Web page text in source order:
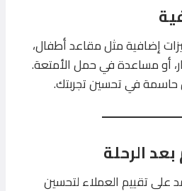
إضافية مثل مقاعد أطفال،
أو مساعدة في حمل الأمتعة.
في تحسين تجربتك.
على تقييم العملاء لتحسين